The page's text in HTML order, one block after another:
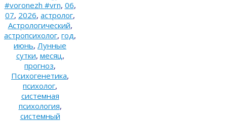
#voronezh #vrn, 06,
07, 2026, астролог,
Астрологический,
астропсихолог, год,
июнь, Лунные
сутки, месяц,
прогноз,
Психогенетика,
психолог,
системная
психология,
системный